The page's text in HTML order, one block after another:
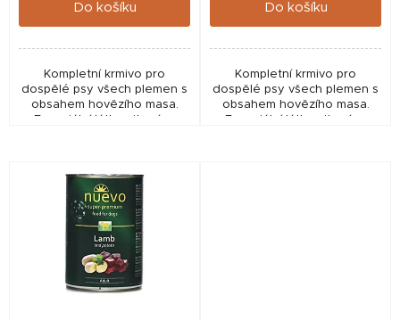
Do košíku
Kompletní krmivo pro
dospělé psy všech plemen s
obsahem hovězího masa.
Esenciální látky, vitamíny,
Do košíku
Kompletní krmivo pro
dospělé psy všech plemen s
obsahem hovězího masa.
Esenciální látky, vitamíny,